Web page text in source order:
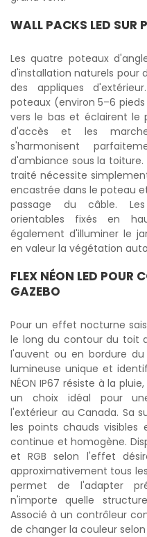
WALL PACKS LED SUR
Les quatre poteaux
d'installation naturels pour
des appliques
poteaux (environ 5–6
vers le bas et éclairent le
d'accès et les
s'harmonisent
d'ambiance sous la
traité nécessite
encastrée dans le poteau
passage du câble.
orientables fixés en
également d'illuminer le
en valeur la végétation
FLEX NÉON LED POUR
GAZEBO
Pour un effet nocturne
le long du contour du toit
l'auvent ou en bordure
lumineuse unique et
NÉON IP67 résiste à la
un choix idéal pour
l'extérieur au Canada. Sa
les points chauds visibles
continue et homogène.
et RGB selon l'effet
approximativement tous
permet de l'adapter
n'importe quelle
Associé à un contrôleur
de changer la couleur